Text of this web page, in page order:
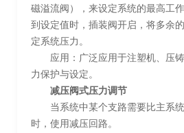
磁溢流阀），来设定系统的最高工
到设定值时，插装阀开启，将多余
定系统压力。
应用：广泛应用于注塑机、压
力保护与设定。
减压阀式压力调节
当系统中某个支路需要比主系
时，使用减压回路。